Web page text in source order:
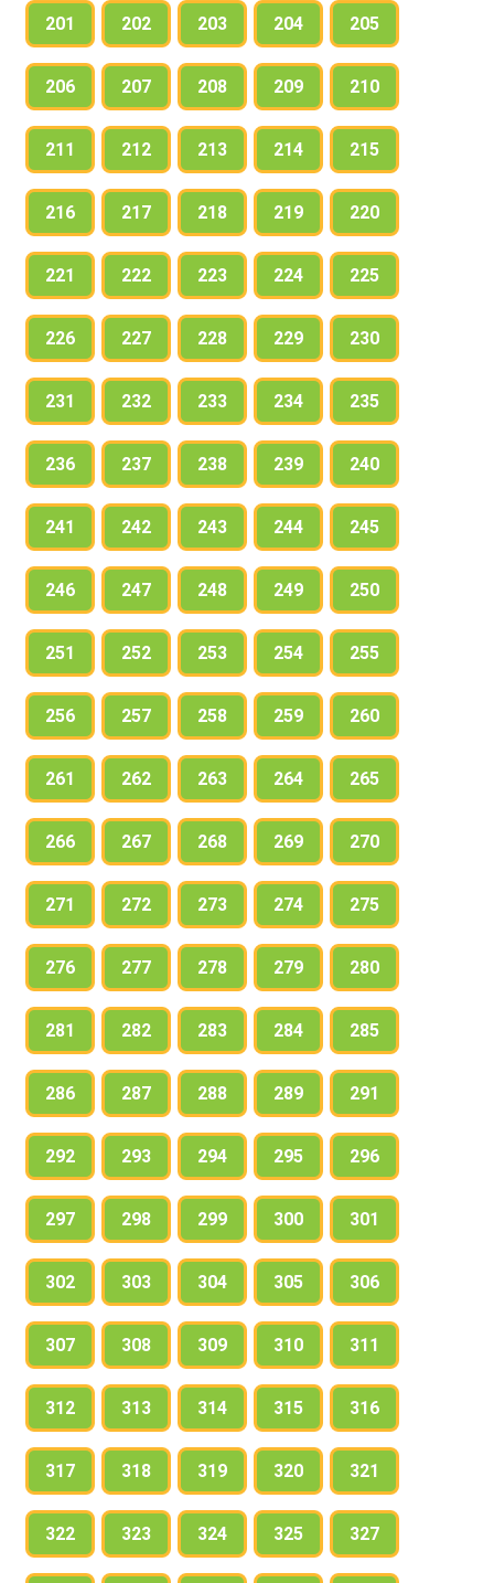
201 202 203 204 205
206 207 208 209 210
211 212 213 214 215
216 217 218 219 220
221 222 223 224 225
226 227 228 229 230
231 232 233 234 235
236 237 238 239 240
241 242 243 244 245
246 247 248 249 250
251 252 253 254 255
256 257 258 259 260
261 262 263 264 265
266 267 268 269 270
271 272 273 274 275
276 277 278 279 280
281 282 283 284 285
286 287 288 289 291
292 293 294 295 296
297 298 299 300 301
302 303 304 305 306
307 308 309 310 311
312 313 314 315 316
317 318 319 320 321
322 323 324 325 327